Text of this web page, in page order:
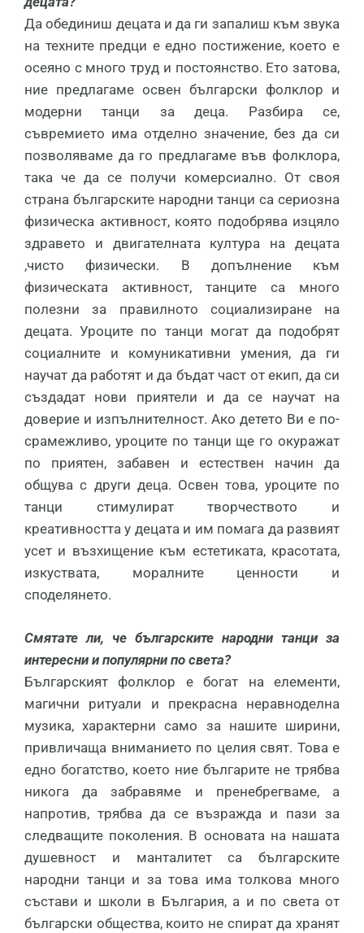
Да обединиш децата и да ги запалиш към звука
на техните предци е едно постижение, което е
осеяно с много труд и постоянство. Ето затова,
ние предлагаме освен български фолклор и
модерни танци за деца. Разбира се,
съвремието има отделно значение, без да си
позволяваме да го предлагаме във фолклора,
така че да се получи комерсиално. От своя
страна българските народни танци са сериозна
физическа активност, която подобрява изцяло
здравето и двигателната култура на децата
,чисто физически. В допълнение към
физическата активност, танците са много
полезни за правилното социализиране на
децата. Уроците по танци могат да подобрят
социалните и комуникативни умения, да ги
научат да работят и да бъдат част от екип, да си
създадат нови приятели и да се научат на
доверие и изпълнителност. Ако детето Ви е по-
срамежливо, уроците по танци ще го окуражат
по приятен, забавен и естествен начин да
общува с други деца. Освен това, уроците по
танци стимулират творчеството и
креативността у децата и им помага да развият
усет и възхищение към естетиката, красотата,
изкуствата, моралните ценности и
споделянето.
Смятате ли, че българските народни танци за
интересни и популярни по света?
Българският фолклор е богат на елементи,
магични ритуали и прекрасна неравноделна
музика, характерни само за нашите ширини,
привличаща вниманието по целия свят. Това е
едно богатство, което ние българите не трябва
никога да забравяме и пренебрегваме, а
напротив, трябва да се възражда и пази за
следващите поколения. В основата на нашата
душевност и манталитет са българските
народни танци и за това има толкова много
състави и школи в България, а и по света от
български общества, които не спират да хранят